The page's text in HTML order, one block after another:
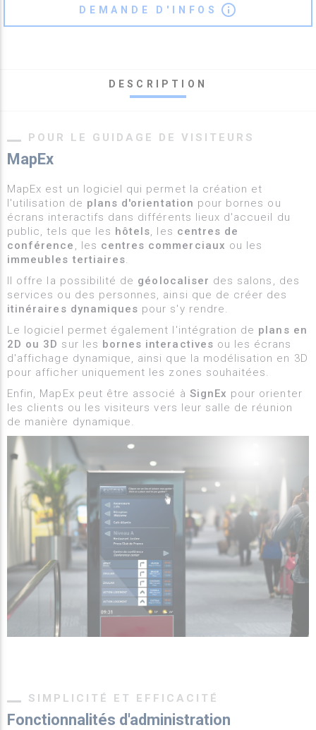
DEMANDE D'INFOS info_outline
DESCRIPTION
POUR LE GUIDAGE DE VISITEURS
MapEx
MapEx est un logiciel qui permet la création et
l'utilisation de plans d'orientation pour bornes ou
écrans interactifs dans différents lieux d'accueil du
public, tels que les hôtels, les centres de
conférence , les centres commerciaux ou les
immeubles tertiaires.
Il offre la possibilité de géolocaliser des salons, des
services ou des personnes, ainsi que de créer des
itinéraires dynamiques pour s'y rendre.
Le logiciel permet également l'intégration de plans en
2D ou 3D sur les bornes interactives ou les écrans
d'affichage dynamique, ainsi que la modélisation en 3D
pour afficher uniquement les zones souhaitées.
Enfin, MapEx peut être associé à SignEx pour orienter
les clients ou les visiteurs vers leur salle de réunion
de manière dynamique.
SIMPLICITÉ ET EFFICACITÉ
Fonctionnalités d'administration